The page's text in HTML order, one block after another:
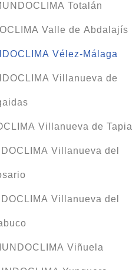
Totalán
Valle de Abdalajís
Vélez-Málaga
Villanueva de
Villanueva de Tapia
Villanueva del
Villanueva del
Viñuela